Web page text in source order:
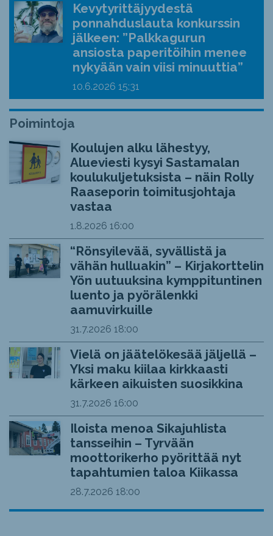
Kevytyrittäjyydestä
ponnahduslauta konkurssin
jälkeen: ”Palkkagurun
ansiosta paperitöihin menee
nykyään vain viisi minuuttia”
10.6.2026 15:31
Poimintoja
Koulujen alku lähestyy,
Alueviesti kysyi Sastamalan
koulukuljetuksista – näin Rolly
Raaseporin toimitusjohtaja
vastaa
1.8.2026 16:00
“Rönsyilevää, syvällistä ja
vähän hulluakin” – Kirjakorttelin
Yön uutuuksina kymppituntinen
luento ja pyörälenkki
aamuvirkuille
31.7.2026 18:00
Vielä on jäätelökesää jäljellä –
Yksi maku kiilaa kirkkaasti
kärkeen aikuisten suosikkina
31.7.2026 16:00
Iloista menoa Sikajuhlista
tansseihin – Tyrvään
moottorikerho pyörittää nyt
tapahtumien taloa Kiikassa
28.7.2026 18:00